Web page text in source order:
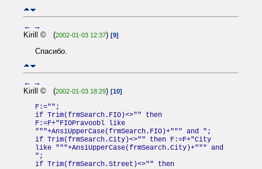
← →
Kirill © (2002-01-03 12:37) [9]
Спасибо.
← →
Kirill © (2002-01-03 18:29) [10]
F:="";
if Trim(frmSearch.FIO)<>"" then
F:=F+"FIOPravoobl like
"""+AnsiUpperCase(frmSearch.FIO)+""" and ";
if Trim(frmSearch.City)<>"" then F:=F+"City
like """+AnsiUpperCase(frmSearch.City)+""" and
";
if Trim(frmSearch.Street)<>"" then